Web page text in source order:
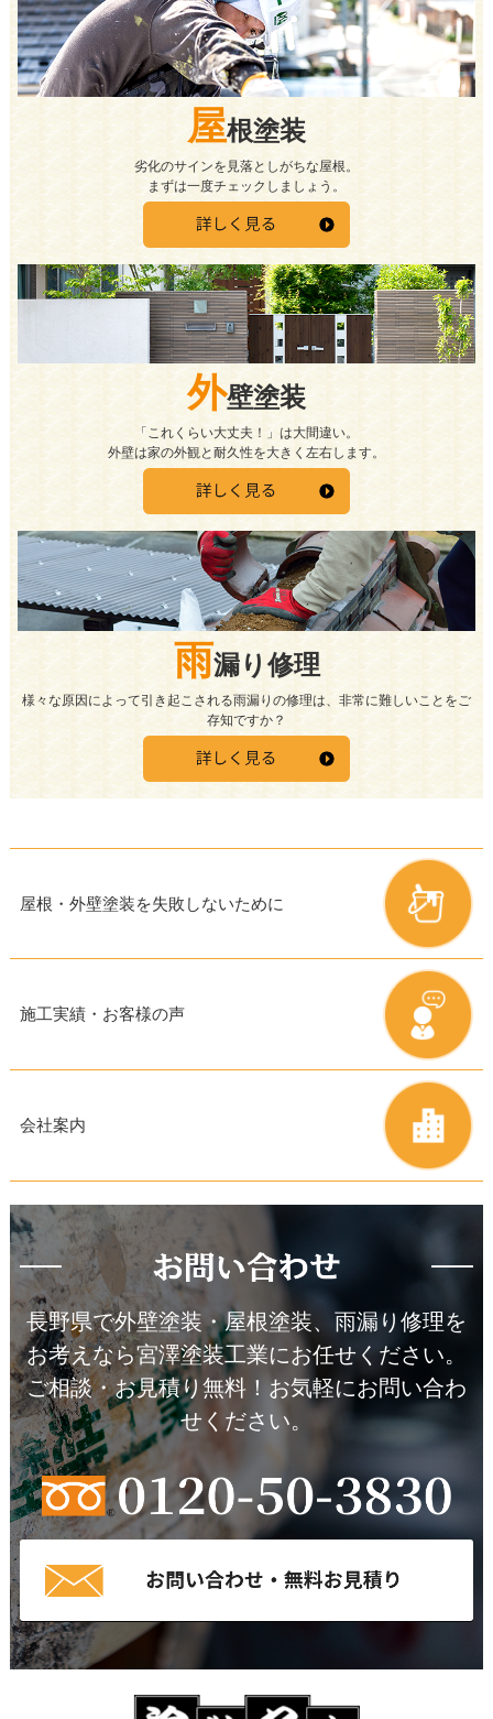
屋根塗装
劣化のサインを見落としがちな屋根。
まずは一度チェックしましょう。
外壁塗装
「これくらい大丈夫！」は大間違い。
外壁は家の外観と耐久性を大きく左右します。
雨漏り修理
様々な原因によって引き起こされる雨漏りの修理は、非常に難しいことをご
存知ですか？
屋根・外壁塗装を失敗しないために
施工実績・お客様の声
会社案内
長野県で外壁塗装・屋根塗装、雨漏り修理を
お考えなら宮澤塗装工業にお任せください。
ご相談・お見積り無料！お気軽にお問い合わ
せください。